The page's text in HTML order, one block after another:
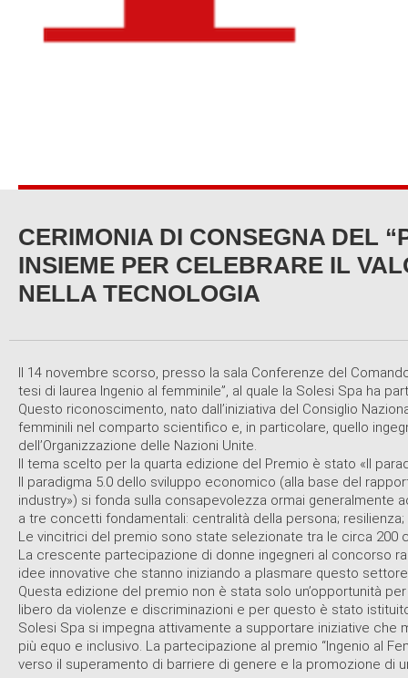
CERIMONIA DI CONSEGNA DEL
INSIEME PER CELEBRARE IL
NELLA TECNOLOGIA
Il 14 novembre scorso, presso la sala Conferenze del
tesi di laurea Ingenio al femminile”, al quale la Solesi Spa ha
Questo riconoscimento, nato dall’iniziativa del Consiglio
femminili nel comparto scientifico e, in particolare, quello
dell’Organizzazione delle Nazioni Unite.
Il tema scelto per la quarta edizione del Premio è stato «Il
Il paradigma 5.0 dello sviluppo economico (alla base del
industry») si fonda sulla consapevolezza ormai
a tre concetti fondamentali: centralità della persona;
Le vincitrici del premio sono state selezionate tra le circa 200
La crescente partecipazione di donne ingegneri al concorso
idee innovative che stanno iniziando a plasmare questo
Questa edizione del premio non è stata solo un’opportunità
libero da violenze e discriminazioni e per questo è stato
Solesi Spa si impegna attivamente a supportare iniziative che
più equo e inclusivo. La partecipazione al premio “Ingenio al
verso il superamento di barriere di genere e la promozione di